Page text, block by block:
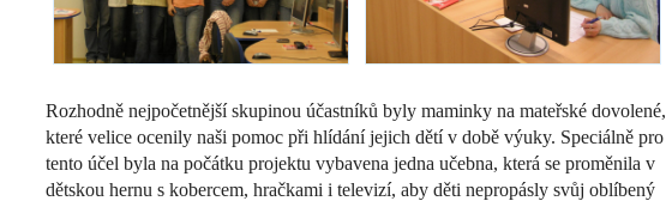
Rozhodně nejpočetnější skupinou účastníků byly maminky na mateřské dovolené,
které velice ocenily naši pomoc při hlídání jejich dětí v době výuky. Speciálně pro
tento účel byla na počátku projektu vybavena jedna učebna, která se proměnila v
dětskou hernu s kobercem, hračkami i televizí, aby děti nepropásly svůj oblíbený